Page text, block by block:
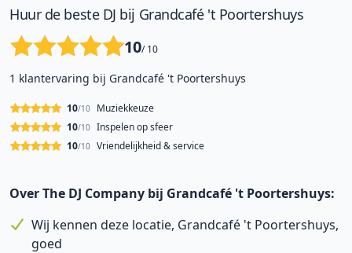
Huur de beste DJ bij Grandcafé 't Poortershuys
10/ 10
1 klantervaring bij Grandcafé 't Poortershuys
Muziekkeuze
10/10
Inspelen op sfeer
10/10
Vriendelijkheid & service
10/10
Over The DJ Company bij Grandcafé 't Poortershuys:
Wij kennen deze locatie, Grandcafé 't Poortershuys,
goed